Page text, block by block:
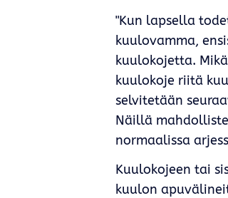
"Kun lapsella
kuulovamma,
kuulokojetta.
kuulokoje riitä
selvitetään
Näillä
normaalissa
Kuulokojeen tai
kuulon